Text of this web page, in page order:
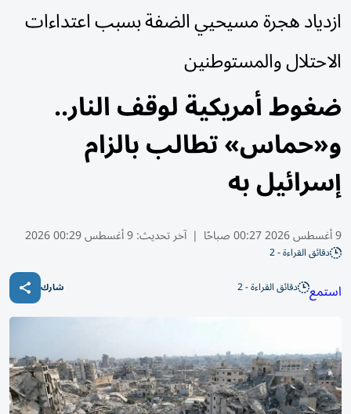
ازدياد هجرة مسيحيي الضفة بسبب اعتداءات
الاحتلال والمستوطنين
ضغوط أمريكية لوقف النار..
و«حماس» تطالب بالزام
إسرائيل به
9 أغسطس 2026 00:27 صباحًا | آخر تحديث:9 أغسطس 00:29 2026
دقائق القراءة - 2
استمع دقائق القراءة - 2 شارك